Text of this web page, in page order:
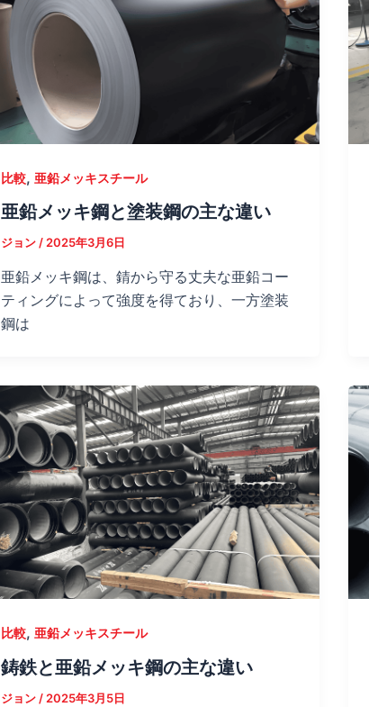
比較, 亜鉛メッキスチール
亜鉛メッキ鋼と塗装鋼の主な違い
ジョン/2025年3月6日
亜鉛メッキ鋼は、錆から守る丈夫な亜鉛コー
ティングによって強度を得ており、一方塗装
鋼は
比較, 亜鉛メッキスチール
鋳鉄と亜鉛メッキ鋼の主な違い
ジョン / 2025年3月5日